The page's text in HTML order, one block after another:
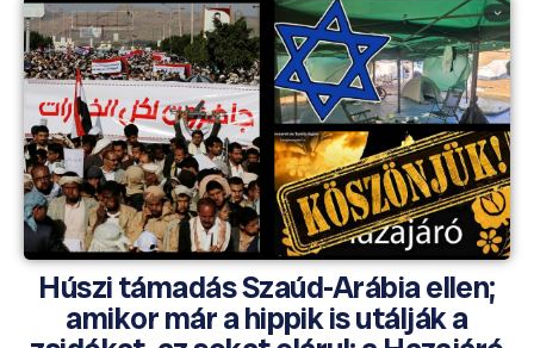
Húszi támadás Szaúd-Arábia ellen;
amikor már a hippik is utálják a